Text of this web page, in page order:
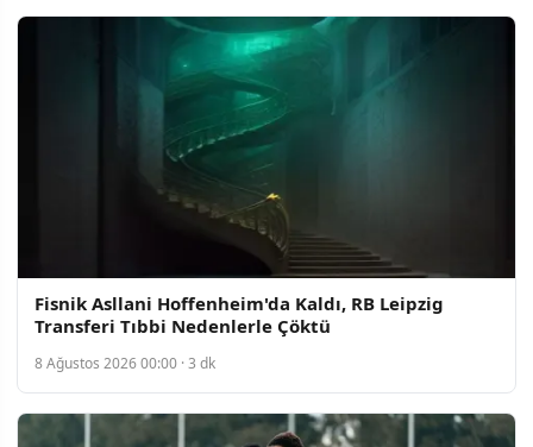
Fisnik Asllani Hoffenheim'da Kaldı, RB Leipzig
Transferi Tıbbi Nedenlerle Çöktü
8 Ağustos 2026 00:00 · 3 dk